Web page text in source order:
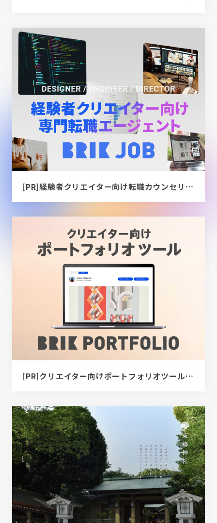
[PR]経験者クリエイター向け転職カウンセリング｜デザイナー / ディレクター / エンジニア
[PR]クリエイター向けポートフォリオツール｜BRIK PORTFOLIO